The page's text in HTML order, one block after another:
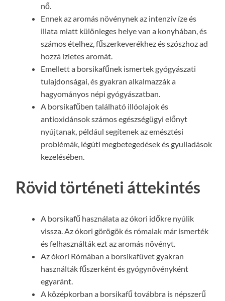
nő.
Ennek az aromás növénynek az intenzív íze és
illata miatt különleges helye van a konyhában, és
számos ételhez, fűszerkeverékhez és szószhoz ad
hozzá ízletes aromát.
Emellett a borsikafűnek ismertek gyógyászati
tulajdonságai, és gyakran alkalmazzák a
hagyományos népi gyógyászatban.
A borsikafűben található illóolajok és
antioxidánsok számos egészségügyi előnyt
nyújtanak, például segítenek az emésztési
problémák, légúti megbetegedések és gyulladások
kezelésében.
Rövid történeti áttekintés
A borsikafű használata az ókori időkre nyúlik
vissza. Az ókori görögök és rómaiak már ismerték
és felhasználták ezt az aromás növényt.
Az ókori Rómában a borsikafüvet gyakran
használták fűszerként és gyógynövényként
egyaránt.
A középkorban a borsikafű továbbra is népszerű